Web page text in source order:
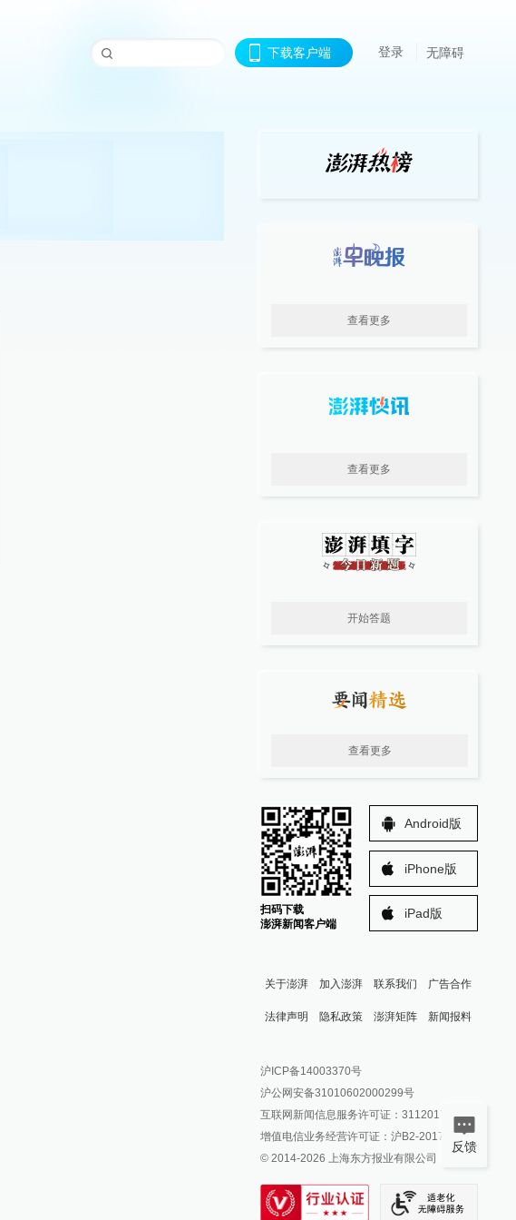
下载客户端 登录 无障碍
查看更多
查看更多
开始答题
查看更多
扫码下载
澎湃新闻客户端
Android版
iPhone版
iPad版
关于澎湃 加入澎湃 联系我们 广告合作
法律声明 隐私政策 澎湃矩阵
澎湃新闻公众号
澎湃新闻抖音号
派生万物开放平台
IP SHANGHAI
SIXTH TONE
新闻报料
报料邮箱: news@thepaper.cn
沪ICP备14003370号
沪公网安备31010602000299号
互联网新闻信息服务许可证：31120170006
增值电信业务经营许可证：沪B2-2017116
© 2014-2026 上海东方报业有限公司
反馈